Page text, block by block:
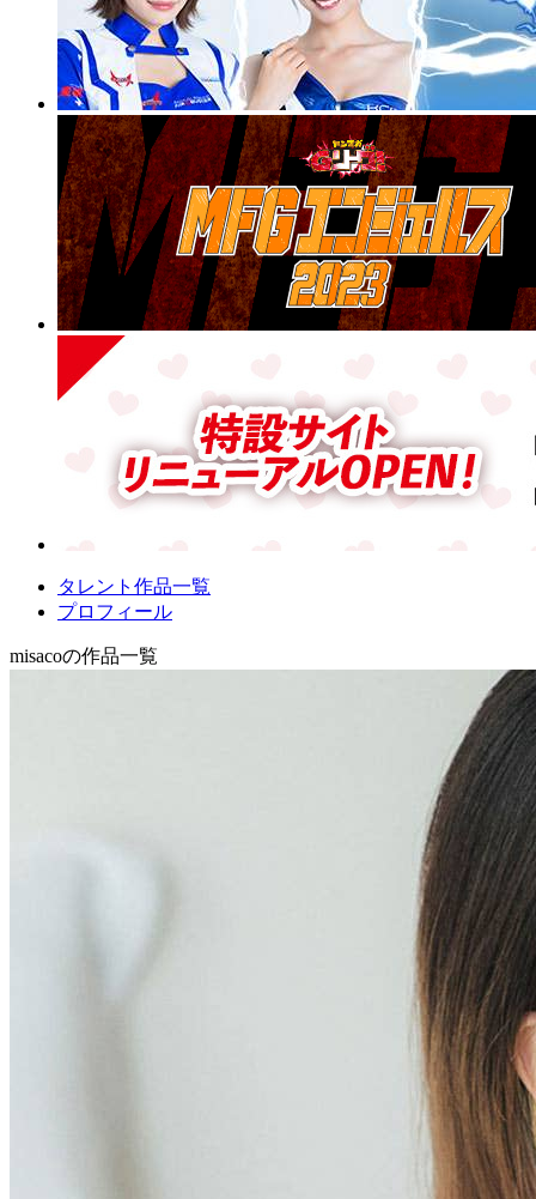
タレント作品一覧
プロフィール
misacoの作品一覧